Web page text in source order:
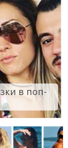
в поп-